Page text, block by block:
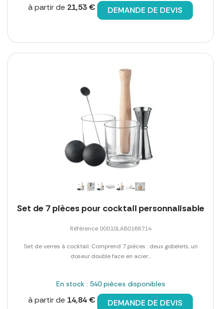
à partir de 21,53 € DEMANDE DE DEVIS
Set de 7 pièces pour cocktail personnalisable
Référence 00010LAB0168714
Set de verres à cocktail. Comprend 7 pièces : deux gobelets, un
doseur double face en acier...
En stock : 540 pièces disponibles
à partir de 14,84 € DEMANDE DE DEVIS